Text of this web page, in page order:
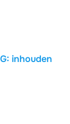
inhouden